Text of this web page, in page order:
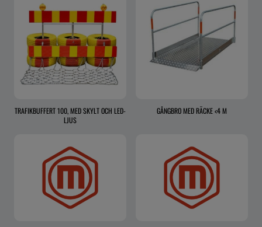
TRAFIKBUFFERT 100, MED SKYLT OCH LED-
LJUS
GÅNGBRO MED RÄCKE <4 M